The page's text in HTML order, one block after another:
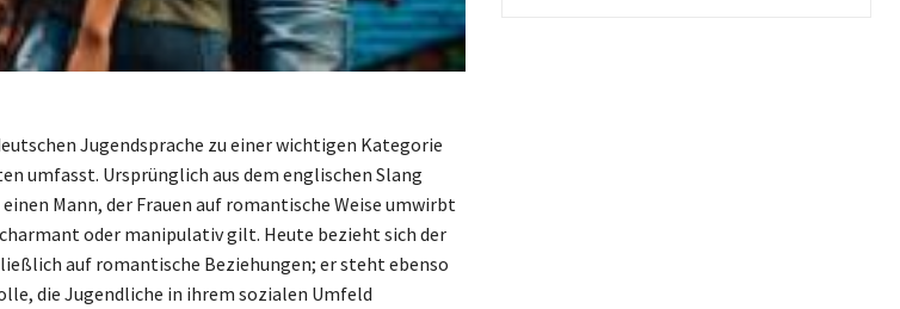
Jugendsprache zu einer wichtigen Kategorie
umfasst. Ursprünglich aus dem englischen Slang
Mann, der Frauen auf romantische Weise umwirbt
oder manipulativ gilt. Heute bezieht sich der
auf romantische Beziehungen; er steht ebenso
die Jugendliche in ihrem sozialen Umfeld